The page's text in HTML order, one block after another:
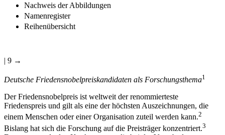
Nachweis der Abbildungen
Namenregister
Reihenübersicht
| 9 →
Deutsche Friedensnobelpreiskandidaten als Forschungsthema1
Der Friedensnobelpreis ist weltweit der renommierteste
Friedenspreis und gilt als eine der höchsten Auszeichnungen, die
einem Menschen oder einer Organisation zuteil werden kann.2
Bislang hat sich die Forschung auf die Preisträger konzentriert.3